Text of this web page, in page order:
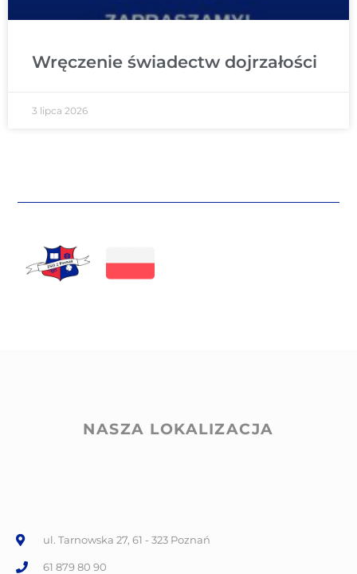
Wręczenie świadectw dojrzałości
3 lipca 2026
NASZA LOKALIZACJA
ul. Tarnowska 27, 61 - 323 Poznań
61 879 80 90